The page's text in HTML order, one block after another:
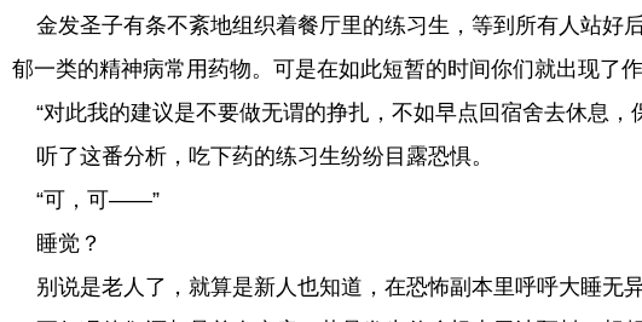
金发圣子有条不紊地组织着餐厅里的练习生，等到所有人站好
郁一类的精神病常用药物。可是在如此短暂的时间你们就出现了
“对此我的建议是不要做无谓的挣扎，不如早点回宿舍去休息，
听了这番分析，吃下药的练习生纷纷目露恐惧。
“可，可——”
睡觉？
别说是老人了，就算是新人也知道，在恐怖副本里呼呼大睡无异